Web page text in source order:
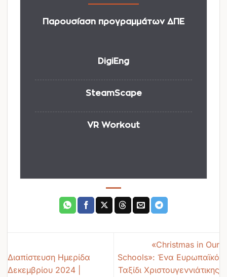
Παρουσίαση προγραμμάτων ΔΠΕ
DigiEng
SteamScape
VR Workout
Διαπίστευση Ημερίδα
Δεκεμβρίου 2024 |
«Christmas in Our
Schools»: Ένα Ευρωπαϊκό
Ταξίδι Χριστουγεννιάτικης